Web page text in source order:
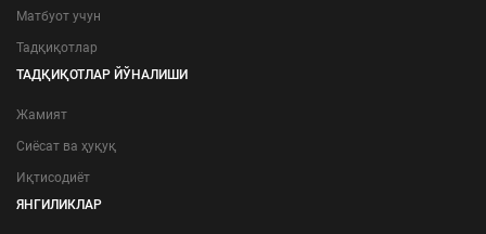
Матбуот учун
Тадқиқотлар
ТАДҚИҚОТЛАР ЙЎНАЛИШИ
Жамият
Сиёсат ва ҳуқуқ
Иқтисодиёт
ЯНГИЛИКЛАР